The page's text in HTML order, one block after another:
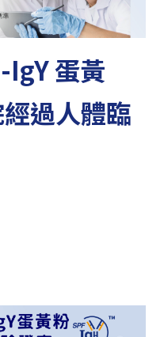
IgY 蛋黃
過人體臨